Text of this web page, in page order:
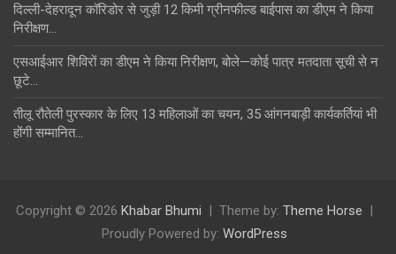
दिल्ली-देहरादून कॉरिडोर से जुड़ी 12 किमी ग्रीनफील्ड बाईपास का डीएम ने किया
निरीक्षण…
एसआईआर शिविरों का डीएम ने किया निरीक्षण, बोले—कोई पात्र मतदाता सूची से न
छूटे…
तीलू रौतेली पुरस्कार के लिए 13 महिलाओं का चयन, 35 आंगनबाड़ी कार्यकर्तियां भी
होंगी सम्मानित…
Copyright © 2026 Khabar Bhumi Theme by: Theme Horse
Proudly Powered by: WordPress